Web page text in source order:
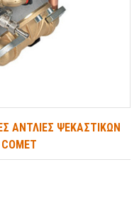
ΑΝΤΛΙΕΣ ΨΕΚΑΣΤΙΚΩΝ